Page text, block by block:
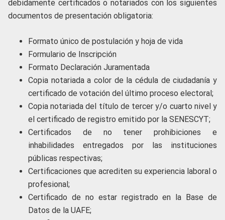
debidamente certificados o notariados con los siguientes
documentos de presentación obligatoria:
Formato único de postulación y hoja de vida
Formulario de Inscripción
Formato Declaración Juramentada
Copia notariada a color de la cédula de ciudadanía y
certificado de votación del último proceso electoral;
Copia notariada del título de tercer y/o cuarto nivel y
el certificado de registro emitido por la SENESCYT;
Certificados de no tener prohibiciones e
inhabilidades entregados por las instituciones
públicas respectivas;
Certificaciones que acrediten su experiencia laboral o
profesional;
Certificado de no estar registrado en la Base de
Datos de la UAFE;